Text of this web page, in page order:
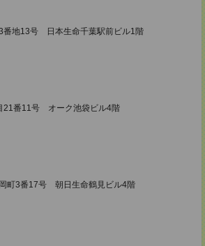
番地13号 日本生命千葉駅前ビル1階
21番11号 オーク池袋ビル4階
町3番17号 朝日生命鶴見ビル4階